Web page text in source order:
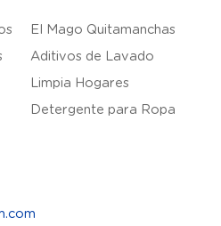
El Mago Quitamanchas
Aditivos de Lavado
Limpia Hogares
Detergente para Ropa